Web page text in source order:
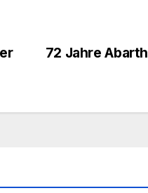
72 Jahre Abarth